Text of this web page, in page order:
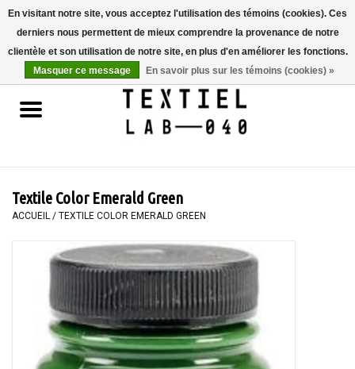
Accueil
LIVRES
PEINTURE
TEXTILE
SPECIALS
Textile Color Emerald Green
ACCUEIL / TEXTILE COLOR EMERALD GREEN
En visitant notre site, vous acceptez l'utilisation des témoins (cookies). Ces
derniers nous permettent de mieux comprendre la provenance de notre
clientèle et son utilisation de notre site, en plus d'en améliorer les fonctions.
Masquer ce message
En savoir plus sur les témoins (cookies) »